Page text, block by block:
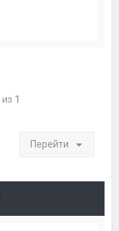
из 1
Перейти